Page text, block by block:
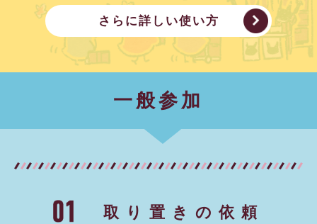
さらに詳しい使い方
一般参加
取り置きの依頼